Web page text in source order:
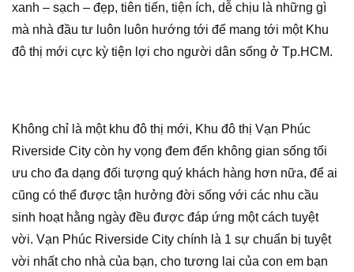
xanh – sạch – đẹp, tiên tiến, tiện ích, dễ chịu là những gì
mà nhà đầu tư luôn luôn hướng tới để mang tới một Khu
đô thị mới cực kỳ tiện lợi cho người dân sống ở Tp.HCM.
Không chỉ là một khu đô thị mới, Khu đô thị Vạn Phúc
Riverside City còn hy vọng đem đến không gian sống tối
ưu cho đa dạng đối tượng quý khách hàng hơn nữa, để ai
cũng có thể được tận hưởng đời sống với các nhu cầu
sinh hoạt hằng ngày đều được đáp ứng một cách tuyệt
vời. Vạn Phúc Riverside City chính là 1 sự chuẩn bị tuyệt
vời nhất cho nhà của bạn, cho tương lai của con em bạn